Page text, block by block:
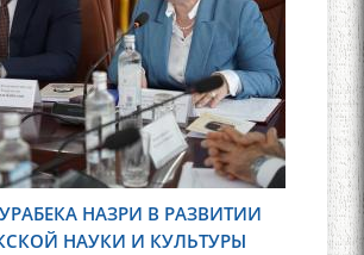
НАЗРИ В РАЗВИТИИ
НАУКИ И КУЛЬТУРЫ